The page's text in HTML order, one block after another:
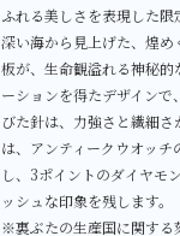
ふれる美しさを表現した限
深い海から見上げた、煌
板が、生命観溢れる神秘
ーションを得たデザイン
びた針は、力強さと繊細
は、アンティークウオッ
し、3ポイントのダイヤモ
ッシュな印象を残します。
※裏ぶたの生産国に関する